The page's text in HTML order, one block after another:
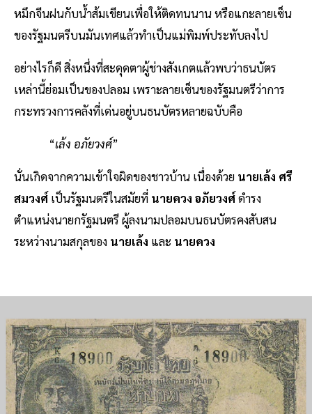
หมึกจีนฝนกับน้ำส้มเขียนเพื่อให้ติดทนนาน หรือแกะลายเซ็น
ของรัฐมนตรีบนมันเทศแล้วทำเป็นแม่พิมพ์ประทับลงไป
อย่างไรก็ดี สิ่งหนึ่งที่สะดุดตาผู้ช่างสังเกตแล้วพบว่าธนบัตร
เหล่านี้ย่อมเป็นของปลอม เพราะลายเซ็นของรัฐมนตรีว่าการ
กระทรวงการคลังที่เด่นอยู่บนธนบัตรหลายฉบับคือ
“เล้ง อภัยวงศ์”
นั่นเกิดจากความเข้าใจผิดของชาวบ้าน เนื่องด้วย นายเล้ง ศรี
สมวงศ์ เป็นรัฐมนตรีในสมัยที่ นายควง อภัยวงศ์ดำรง
ตำแหน่งนายกรัฐมนตรี ผู้ลงนามปลอมบนธนบัตรคงสับสน
ระหว่างนามสกุลของ นายเล้ง และ นายควง